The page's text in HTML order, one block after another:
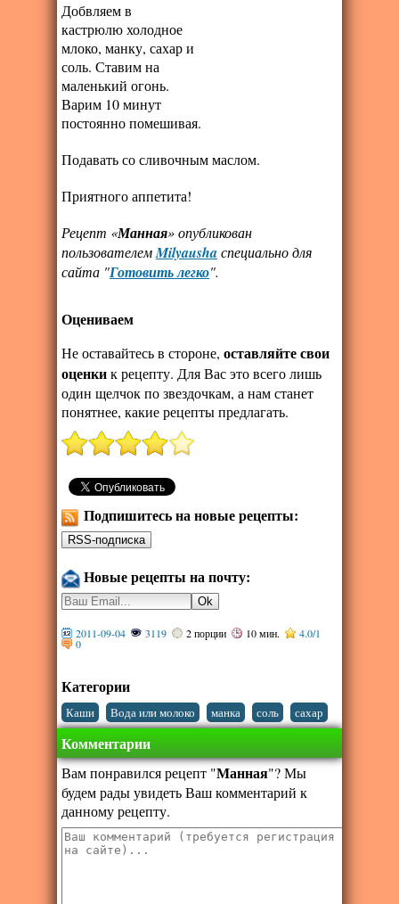
Добвляем в
кастрюлю холодное
млоко, манку, сахар и
соль. Ставим на
маленький огонь.
Варим 10 минут
постоянно помешивая.
Подавать со сливочным маслом.
Приятного аппетита!
Рецепт «Манная» опубликован
пользователемMilyaushaспециально для
сайта "Готовить легко".
Оцениваем
Не оставайтесь в стороне, оставляйте свои
оценкик рецепту. Для Вас это всего лишь
один щелчок по звездочкам, а нам станет
понятнее, какие рецепты предлагать.
Подпишитесь на новые рецепты:
Новые рецепты на почту:
2011-09-04 3119 2 порции 10 мин. 4.0/1
0
Категории
Каши Вода или молоко манка соль сахар
Комментарии
Вам понравился рецепт "Манная"? Мы
будем рады увидеть Ваш комментарий к
данному рецепту.